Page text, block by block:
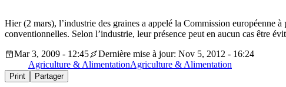
Hier (2 mars), l’industrie des graines a appelé la Commission européenne
conventionnelles. Selon l’industrie, leur présence peut en aucun cas être
Mar 3, 2009 - 12:45
Dernière mise à jour: Nov 5, 2012 - 16:24
Agriculture & AlimentationAgriculture & Alimentation
Print Partager